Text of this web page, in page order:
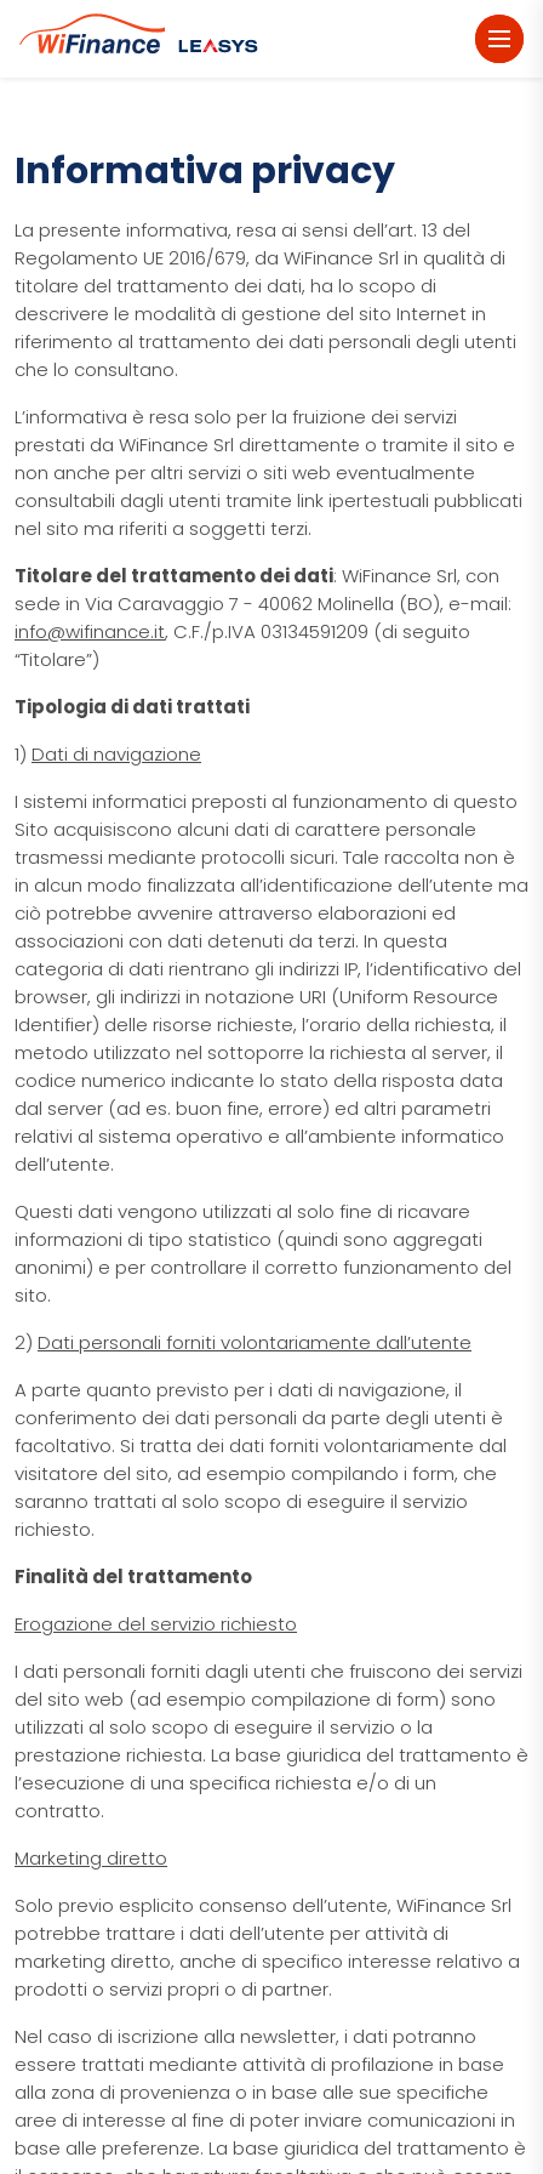
dehaze
Informativa privacy
La presente informativa, resa ai sensi dell’art. 13 del
Regolamento UE 2016/679, da WiFinance Srl in qualità di
titolare del trattamento dei dati, ha lo scopo di
descrivere le modalità di gestione del sito Internet in
riferimento al trattamento dei dati personali degli utenti
che lo consultano.
L’informativa è resa solo per la fruizione dei servizi
prestati da WiFinance Srl direttamente o tramite il sito e
non anche per altri servizi o siti web eventualmente
consultabili dagli utenti tramite link ipertestuali pubblicati
nel sito ma riferiti a soggetti terzi.
Titolare del trattamento dei dati: WiFinance Srl, con
sede in Via Caravaggio 7 - 40062 Molinella (BO), e-mail:
info@wifinance.it, C.F./p.IVA 03134591209 (di seguito
“Titolare”)
Tipologia di dati trattati
1) Dati di navigazione
I sistemi informatici preposti al funzionamento di questo
Sito acquisiscono alcuni dati di carattere personale
trasmessi mediante protocolli sicuri. Tale raccolta non è
in alcun modo finalizzata all’identificazione dell’utente ma
ciò potrebbe avvenire attraverso elaborazioni ed
associazioni con dati detenuti da terzi. In questa
categoria di dati rientrano gli indirizzi IP, l’identificativo del
browser, gli indirizzi in notazione URI (Uniform Resource
Identifier) delle risorse richieste, l’orario della richiesta, il
metodo utilizzato nel sottoporre la richiesta al server, il
codice numerico indicante lo stato della risposta data
dal server (ad es. buon fine, errore) ed altri parametri
relativi al sistema operativo e all’ambiente informatico
dell’utente.
Questi dati vengono utilizzati al solo fine di ricavare
informazioni di tipo statistico (quindi sono aggregati
anonimi) e per controllare il corretto funzionamento del
sito.
2) Dati personali forniti volontariamente dall’utente
A parte quanto previsto per i dati di navigazione, il
conferimento dei dati personali da parte degli utenti è
facoltativo. Si tratta dei dati forniti volontariamente dal
visitatore del sito, ad esempio compilando i form, che
saranno trattati al solo scopo di eseguire il servizio
richiesto.
Finalità del trattamento
Erogazione del servizio richiesto
I dati personali forniti dagli utenti che fruiscono dei servizi
del sito web (ad esempio compilazione di form) sono
utilizzati al solo scopo di eseguire il servizio o la
prestazione richiesta. La base giuridica del trattamento è
l’esecuzione di una specifica richiesta e/o di un
contratto.
Marketing diretto
Solo previo esplicito consenso dell’utente, WiFinance Srl
potrebbe trattare i dati dell’utente per attività di
marketing diretto, anche di specifico interesse relativo a
prodotti o servizi propri o di partner.
Nel caso di iscrizione alla newsletter, i dati potranno
essere trattati mediante attività di profilazione in base
alla zona di provenienza o in base alle sue specifiche
aree di interesse al fine di poter inviare comunicazioni in
base alle preferenze. La base giuridica del trattamento è